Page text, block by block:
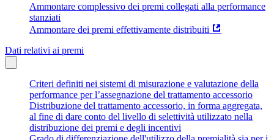
Ammontare complessivo dei premi collegati alla performance
stanziati
Ammontare dei premi effettivamente distribuiti
Dati relativi ai premi
Criteri definiti nei sistemi di misurazione e valutazione della
performance per l’assegnazione del trattamento accessorio
Distribuzione del trattamento accessorio, in forma aggregata,
al fine di dare conto del livello di selettività utilizzato nella
distribuzione dei premi e degli incentivi